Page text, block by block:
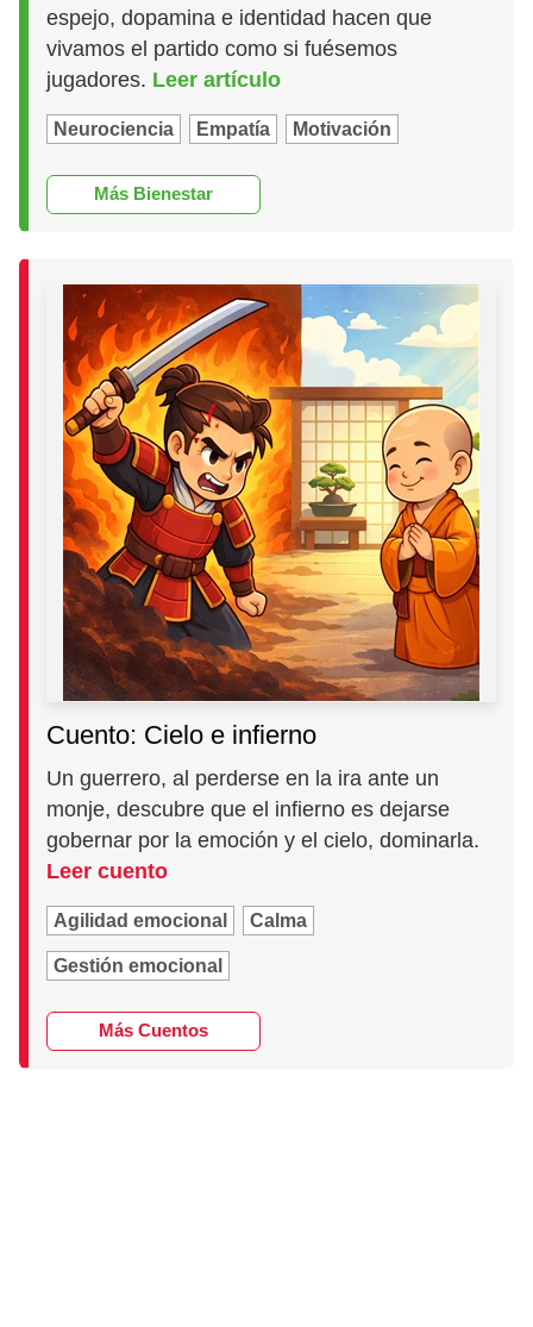
espejo, dopamina e identidad hacen que
vivamos el partido como si fuésemos
jugadores. Leer artículo
Neurociencia Empatía Motivación
Más Bienestar
Cuento: Cielo e infierno
Un guerrero, al perderse en la ira ante un
monje, descubre que el infierno es dejarse
gobernar por la emoción y el cielo, dominarla.
Leer cuento
Agilidad emocional Calma
Gestión emocional
Más Cuentos